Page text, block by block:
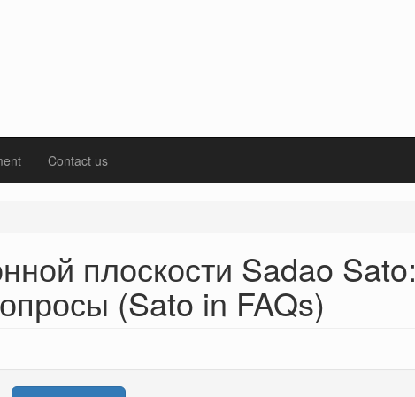
Contact us
плоскости Sadao Sato:
(Sato in FAQs)